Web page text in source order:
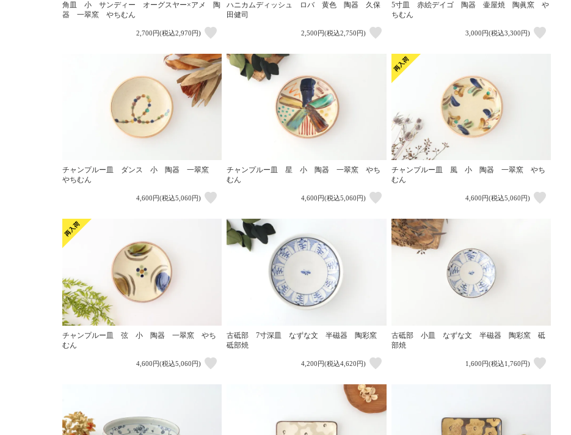
角皿 小 サンディー オーグスヤー×アメ 陶
器 一翠窯 やちむん
2,700円(税込2,970円)
ハニカムディッシュ ロバ 黄色 陶器 久保
田健司
2,500円(税込2,750円)
5寸皿 赤絵デイゴ 陶器 壷屋焼 陶眞窯 や
ちむん
3,000円(税込3,300円)
チャンプルー皿 ダンス 小 陶器 一翠窯
やちむん
4,600円(税込5,060円)
チャンプルー皿 星 小 陶器 一翠窯 やち
むん
4,600円(税込5,060円)
チャンプルー皿 風 小 陶器 一翠窯 やち
むん
4,600円(税込5,060円)
チャンプルー皿 弦 小 陶器 一翠窯 やち
むん
4,600円(税込5,060円)
古砥部 7寸深皿 なずな文 半磁器 陶彩窯
砥部焼
4,200円(税込4,620円)
古砥部 小皿 なずな文 半磁器 陶彩窯 砥
部焼
1,600円(税込1,760円)